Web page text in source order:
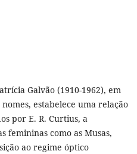
Galvão (1910-1962), em
estabelece uma relação
por E. R. Curtius, a
femininas como as Musas,
ao regime óptico